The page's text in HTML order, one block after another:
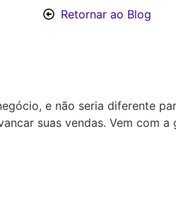
Retornar ao Blog
e não seria diferente
suas vendas. Vem com a